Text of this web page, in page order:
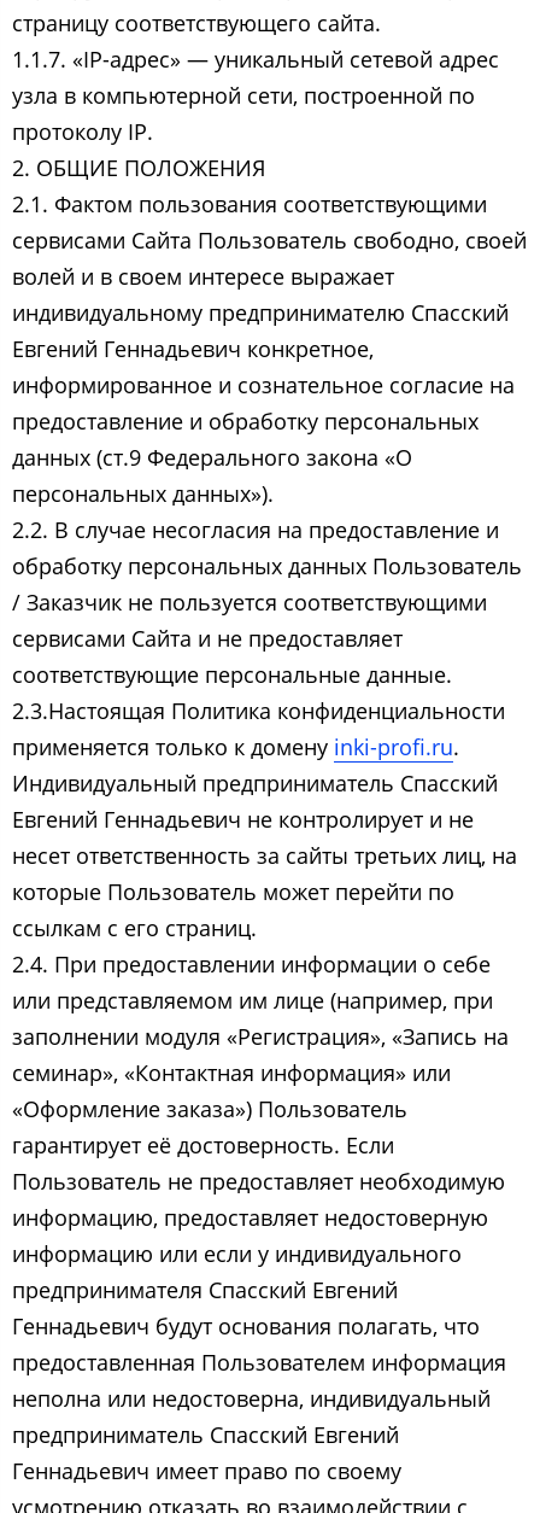
страницу соответствующего сайта.
1.1.7. «IP-адрес» — уникальный сетевой адрес
узла в компьютерной сети, построенной по
протоколу IP.
2. ОБЩИЕ ПОЛОЖЕНИЯ
2.1. Фактом пользования соответствующими
сервисами Сайта Пользователь свободно, своей
волей и в своем интересе выражает
индивидуальному предпринимателю Спасский
Евгений Геннадьевич конкретное,
информированное и сознательное согласие на
предоставление и обработку персональных
данных (ст.9 Федерального закона «О
персональных данных»).
2.2. В случае несогласия на предоставление и
обработку персональных данных Пользователь
/ Заказчик не пользуется соответствующими
сервисами Сайта и не предоставляет
соответствующие персональные данные.
2.3.Настоящая Политика конфиденциальности
применяется только к домену inki-profi.ru.
Индивидуальный предприниматель Спасский
Евгений Геннадьевич​ не контролирует и не
несет ответственность за сайты третьих лиц, на
которые Пользователь может перейти по
ссылкам с его страниц.
2.4. При предоставлении информации о себе
или представляемом им лице (например, при
заполнении модуля «Регистрация», «Запись на
семинар», «Контактная информация» или
«Оформление заказа») Пользователь
гарантирует её достоверность. Если
Пользователь не предоставляет необходимую
информацию, предоставляет недостоверную
информацию или если у индивидуального
предпринимателя Спасский Евгений
Геннадьевич​ будут основания полагать, что
предоставленная Пользователем информация
неполна или недостоверна, индивидуальный
предприниматель Спасский Евгений
Геннадьевич​ имеет право по своему
усмотрению отказать во взаимодействии с